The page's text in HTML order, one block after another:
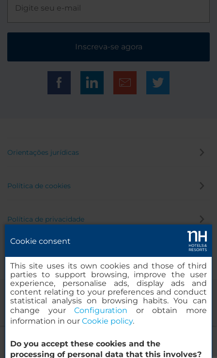
NH Napoli Panorama
Inscreva-se agora
Orientações jurídicas
Política de cookies
Política de privacidade
© 2000-2026 MINOR HOTELS EUROPE & AMERICAS Santa Engracia
Cookie consent
This site uses its own cookies and those of third
parties to support browsing, improve the user
experience, personalise ads, display ads and
content relating to your preferences and conduct
statistical analysis on browsing habits. You can
change yourConfiguration or obtain more
information in our Cookie policy.
Do you accept these cookies and the
processing of personal data that this involves?